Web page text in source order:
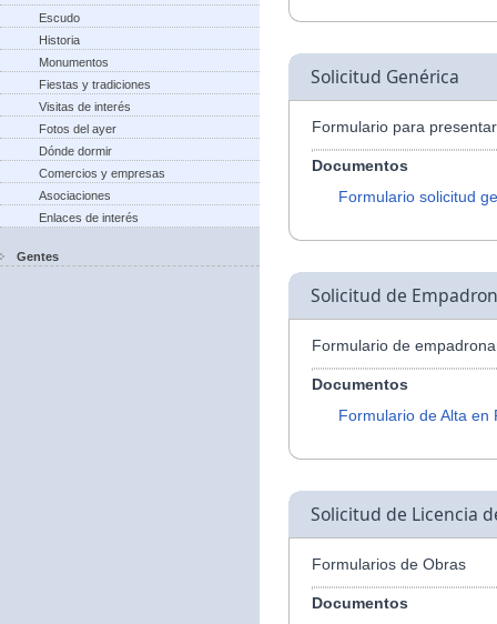
Escudo
Historia
Monumentos
Fiestas y tradiciones
Visitas de interés
Fotos del ayer
Dónde dormir
Comercios y empresas
Asociaciones
Enlaces de interés
Gentes
Solicitud Genérica
Formulario para
Documentos
Formulario solicitud
Solicitud de
Formulario de
Documentos
Formulario de Alta en
Solicitud de Licencia
Formularios de Obras
Documentos